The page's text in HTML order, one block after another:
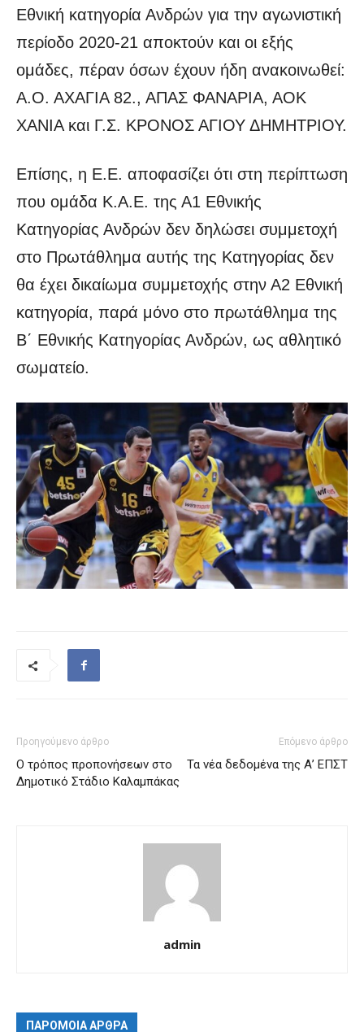
Εθνική κατηγορία Ανδρών για την αγωνιστική
περίοδο 2020-21 αποκτούν και οι εξής
ομάδες, πέραν όσων έχουν ήδη ανακοινωθεί:
Α.Ο. ΑΧΑΓΙΑ 82., ΑΠΑΣ ΦΑΝΑΡΙΑ, ΑΟΚ
ΧΑΝΙΑ και Γ.Σ. ΚΡΟΝΟΣ ΑΓΙΟΥ ΔΗΜΗΤΡΙΟΥ.
Επίσης, η Ε.Ε. αποφασίζει ότι στη περίπτωση
που ομάδα Κ.Α.Ε. της Α1 Εθνικής
Κατηγορίας Ανδρών δεν δηλώσει συμμετοχή
στο Πρωτάθλημα αυτής της Κατηγορίας δεν
θα έχει δικαίωμα συμμετοχής στην Α2 Εθνική
κατηγορία, παρά μόνο στο πρωτάθλημα της
Β΄ Εθνικής Κατηγορίας Ανδρών, ως αθλητικό
σωματείο.
Προηγούμενο άρθρο
Ο τρόπος προπονήσεων στο
Δημοτικό Στάδιο Καλαμπάκας
Επόμενο άρθρο
Τα νέα δεδομένα της Α’ ΕΠΣΤ
admin
ΠΑΡΟΜΟΙΑ ΑΡΘΡΑ